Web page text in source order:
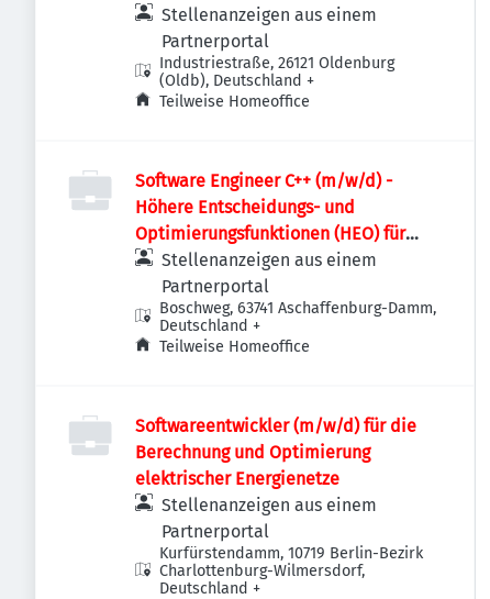
Stellenanzeigen aus einem
Partnerportal
Industriestraße, 26121 Oldenburg
(Oldb), Deutschland +
Teilweise Homeoffice
Software Engineer C++ (m/w/d) -
Höhere Entscheidungs- und
Optimierungsfunktionen (HEO) für
Stromnetze
Stellenanzeigen aus einem
Partnerportal
Boschweg, 63741 Aschaffenburg-Damm,
Deutschland +
Teilweise Homeoffice
Softwareentwickler (m/w/d) für die
Berechnung und Optimierung
elektrischer Energienetze
Stellenanzeigen aus einem
Partnerportal
Kurfürstendamm, 10719 Berlin-Bezirk
Charlottenburg-Wilmersdorf,
Deutschland +